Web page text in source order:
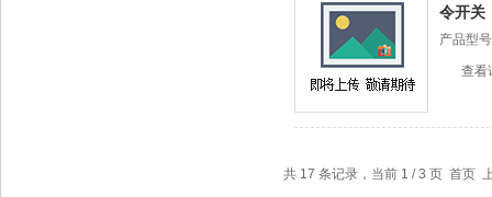
令开关
产品型
查看
共 17 条记录，当前 1 / 3 页 首页